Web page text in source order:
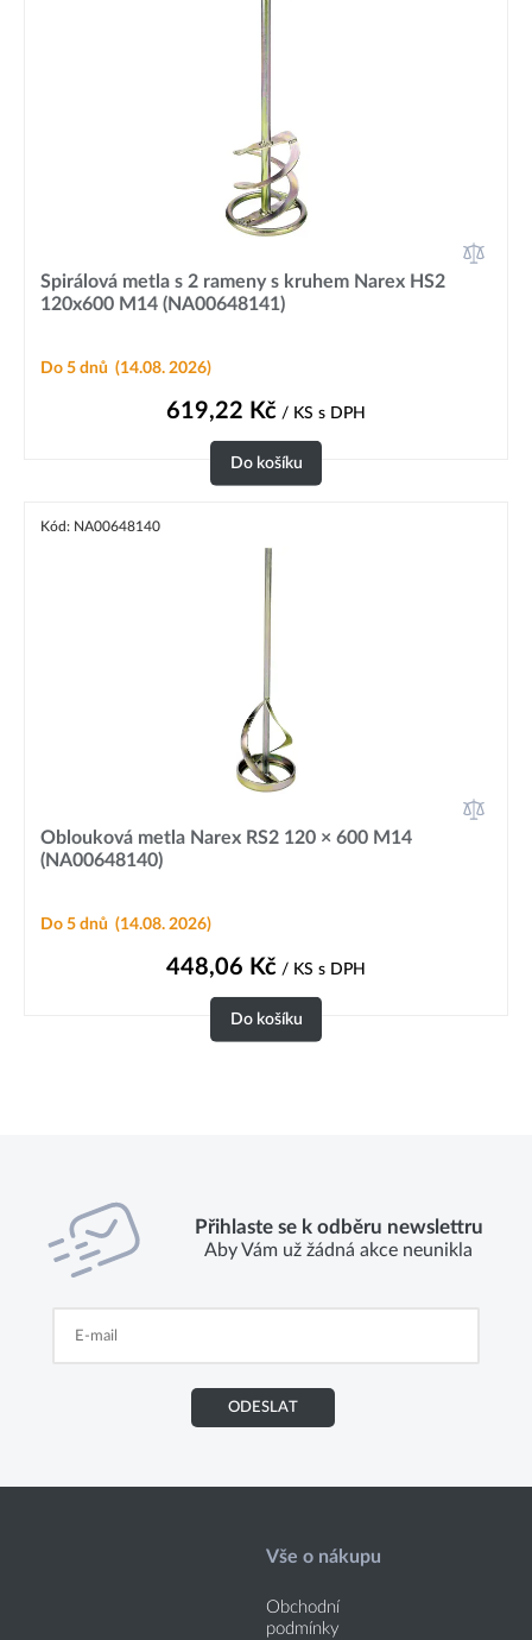
Spirálová metla s 2 rameny s kruhem Narex HS2
120x600 M14 (NA00648141)
Do 5 dnů (14.08. 2026)
619,22 Kč / KS s DPH
Do košíku
Kód: NA00648140
Oblouková metla Narex RS2 120 × 600 M14
(NA00648140)
Do 5 dnů (14.08. 2026)
448,06 Kč / KS s DPH
Do košíku
Přihlaste se k odběru newslettru
Aby Vám už žádná akce neunikla
ODESLAT
Vše o nákupu
Obchodní
podmínky